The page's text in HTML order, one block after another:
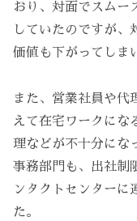
おり、対面でスムー
していたのですが、
価値も下がってしま
また、営業社員や代
えて在宅ワークにな
理などが不十分にな
事務部門も、出社制
ンタクトセンターに
た。